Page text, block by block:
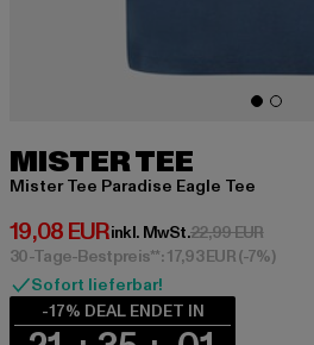
MISTER TEE
Mister Tee Paradise Eagle Tee
19,08 EUR
Derzeitiger Preis: 19,08 EUR
inkl. MwSt.22,99 EUR
30-Tage-Bestpreis**: 17,93 EUR(-7%)
Sofort lieferbar!
-17% DEAL ENDET IN